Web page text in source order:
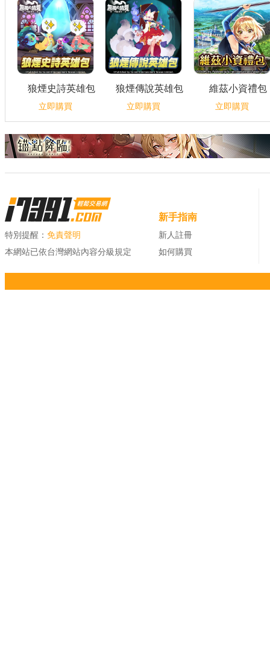
狼煙史詩英雄包
立即購買
狼煙傳說英雄包
立即購買
維茲小資禮包
立即購買
特別提醒： 免責聲明
本網站已依台灣網站內容分級規定
新手指南
新人註冊
如何購買